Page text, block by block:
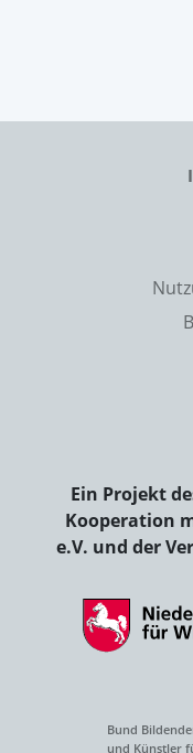
Ein Projekt
Kooperation
e.V. und der
Bund
und Künstler